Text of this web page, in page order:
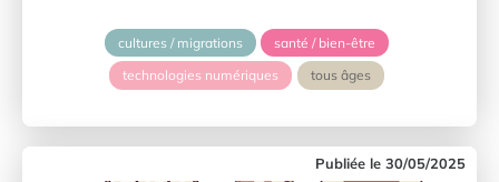
cultures / migrations
santé / bien-être
technologies numériques
tous âges
30/05/2025